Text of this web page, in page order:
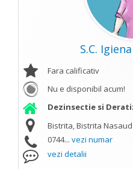
S.C.
Fara calificativ
Nu e disponibil acum!
Dezinsectie si
Bistrita, Bistrita Nasaud
0744... vezi numar
vezi detalii